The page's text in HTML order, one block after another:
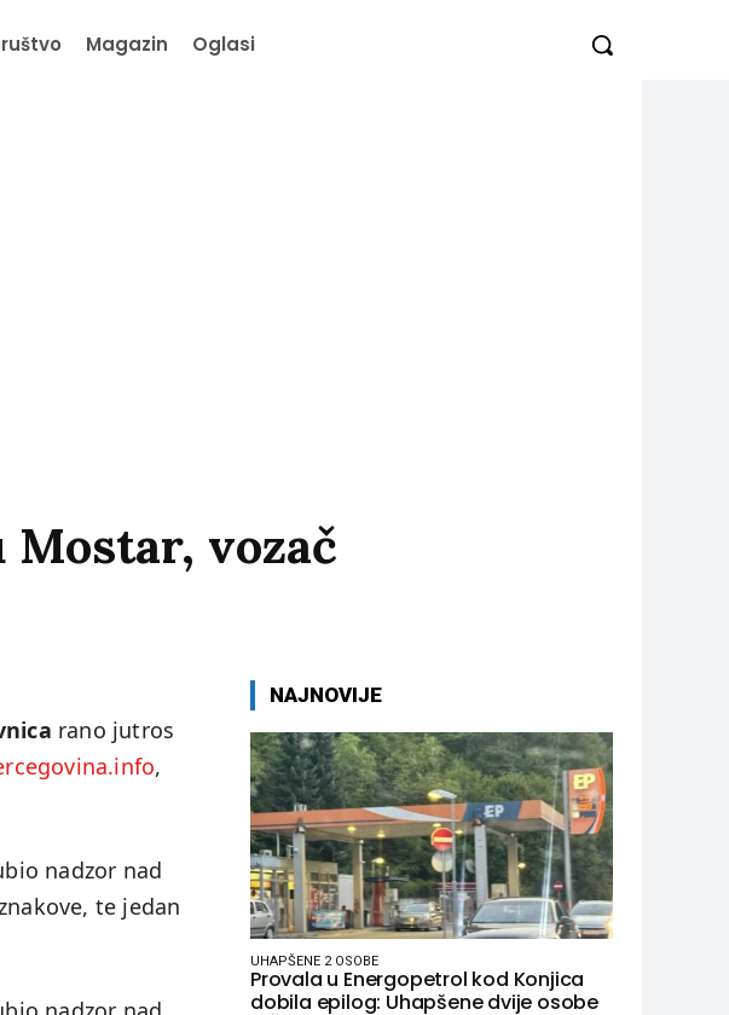
Magazin Oglasi
Mostar, vozač
rano jutros
,
nadzor nad
te jedan
NAJNOVIJE
UHAPŠENE 2 OSOBE
Provala u Energopetrol kod Konjica
dobila epilog: Uhapšene dvije osobe